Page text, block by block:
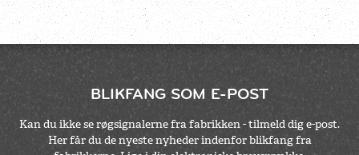
BLIKFANG SOM E-POST
Kan du ikke se røgsignalerne fra fabrikken - tilmeld dig e-post.
Her får du de nyeste nyheder indenfor blikfang fra